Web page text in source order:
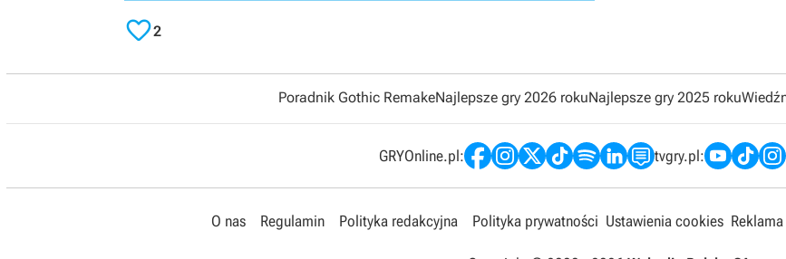
2
Poradnik Gothic RemakeNajlepsze gry 2026 rokuNajlepsze gry 2025 roku
GRYOnline.pl: tvgry.pl:
O nas Regulamin Polityka redakcyjna Polityka prywatności Ustawienia cookies Reklama